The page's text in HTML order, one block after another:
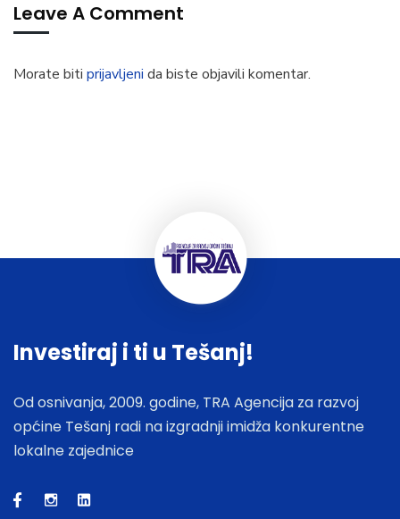
Leave A Comment
Morate biti prijavljeni da biste objavili komentar.
Investiraj i ti u Tešanj!
Od osnivanja, 2009. godine, TRA Agencija za razvoj
općine Tešanj radi na izgradnji imidža konkurentne
lokalne zajednice